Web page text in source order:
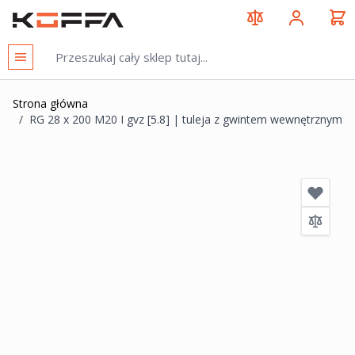
KOFFA
Strona główna
/ RG 28 x 200 M20 I gvz [5.8] | tuleja z gwintem wewnętrznym